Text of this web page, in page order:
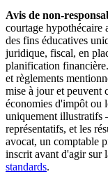
Avis de non-
courtage hypothécaire
des fins éducatives
juridique, fiscal, en
planification
et règlements
mise à jour et peuvent
économies d'impôt ou
uniquement illustratifs
représentatifs, et les
avocat, un comptable
inscrit avant d'agir sur
standards.